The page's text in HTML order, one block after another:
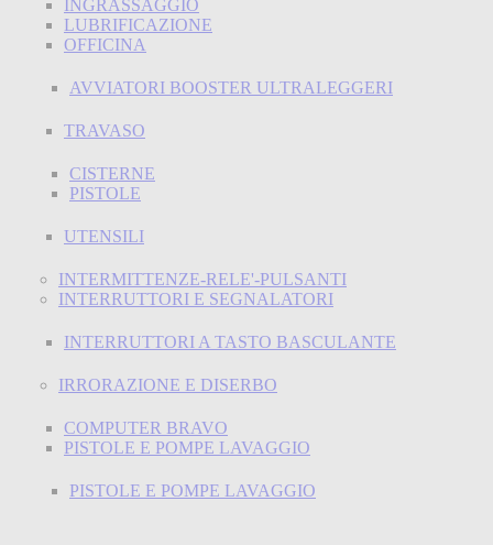
INGRASSAGGIO
LUBRIFICAZIONE
OFFICINA
AVVIATORI BOOSTER ULTRALEGGERI
TRAVASO
CISTERNE
PISTOLE
UTENSILI
INTERMITTENZE-RELE'-PULSANTI
INTERRUTTORI E SEGNALATORI
INTERRUTTORI A TASTO BASCULANTE
IRRORAZIONE E DISERBO
COMPUTER BRAVO
PISTOLE E POMPE LAVAGGIO
PISTOLE E POMPE LAVAGGIO